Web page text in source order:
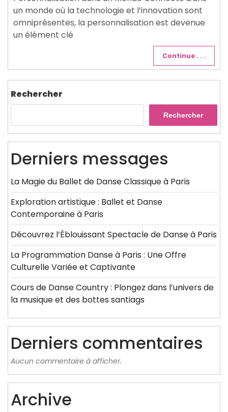
un monde où la technologie et l’innovation sont
omniprésentes, la personnalisation est devenue
un élément clé
Continue . . .
Rechercher
Rechercher
Derniers messages
La Magie du Ballet de Danse Classique à Paris
Exploration artistique : Ballet et Danse
Contemporaine à Paris
Découvrez l’Éblouissant Spectacle de Danse à Paris
La Programmation Danse à Paris : Une Offre
Culturelle Variée et Captivante
Cours de Danse Country : Plongez dans l’univers de
la musique et des bottes santiags
Derniers commentaires
Aucun commentaire à afficher.
Archive